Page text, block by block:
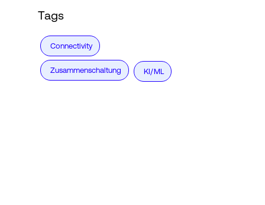
Tags
Connectivity
Zusammenschaltung KI/ML